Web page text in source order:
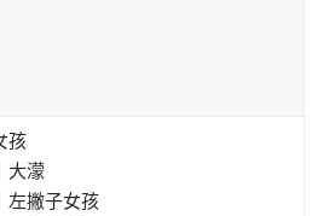
孩
大濛
左撇子女孩